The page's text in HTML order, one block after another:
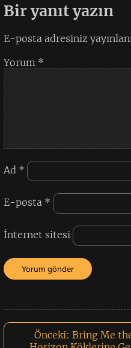
Bir yanıt yazın
E-posta adresiniz
Yorum *
Ad *
E-posta *
İnternet sitesi
Önceki: Bring Me